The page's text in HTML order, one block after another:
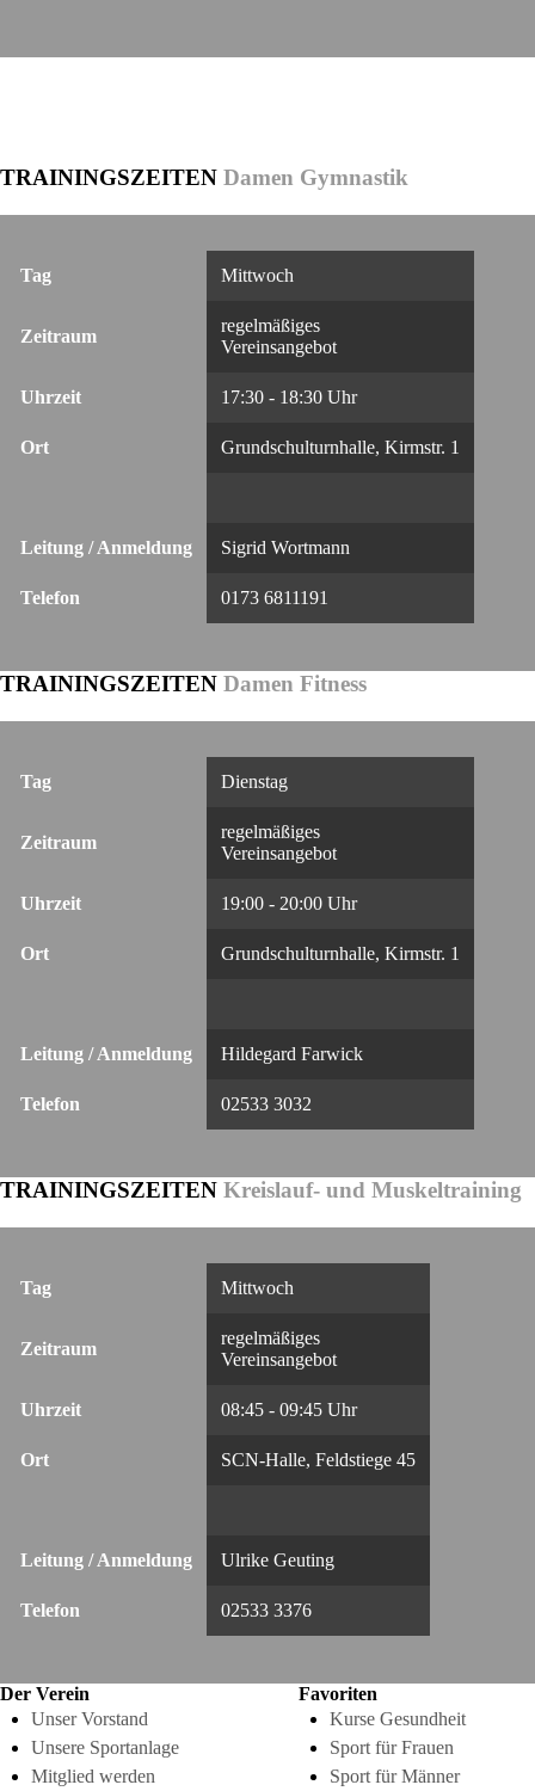
TRAININGSZEITEN Damen Gymnastik
Tag Mittwoch
Zeitraum
regelmäßiges
Vereinsangebot
Uhrzeit 17:30 - 18:30 Uhr
Ort Grundschulturnhalle, Kirmstr. 1
Leitung / Anmeldung Sigrid Wortmann
Telefon 0173 6811191
TRAININGSZEITEN Damen Fitness
Tag Dienstag
Zeitraum
regelmäßiges
Vereinsangebot
Uhrzeit 19:00 - 20:00 Uhr
Ort Grundschulturnhalle, Kirmstr. 1
Leitung / Anmeldung Hildegard Farwick
Telefon 02533 3032
TRAININGSZEITEN Kreislauf- und Muskeltraining
Tag Mittwoch
Zeitraum
regelmäßiges
Vereinsangebot
Uhrzeit 08:45 - 09:45 Uhr
Ort SCN-Halle, Feldstiege 45
Leitung / Anmeldung Ulrike Geuting
Telefon 02533 3376
Der Verein
Unser Vorstand
Unsere Sportanlage
Mitglied werden
Favoriten
Kurse Gesundheit
Sport für Frauen
Sport für Männer